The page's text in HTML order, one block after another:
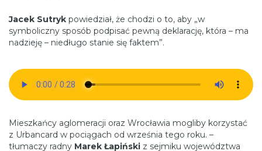
Jacek Sutryk powiedział, że chodzi o to, aby „w
symboliczny sposób podpisać pewną deklarację, która – ma
nadzieję – niedługo stanie się faktem”.
Mieszkańcy aglomeracji oraz Wrocławia mogliby korzystać
z Urbancard w pociągach od września tego roku. –
tłumaczy radny Marek Łapiński z sejmiku województwa